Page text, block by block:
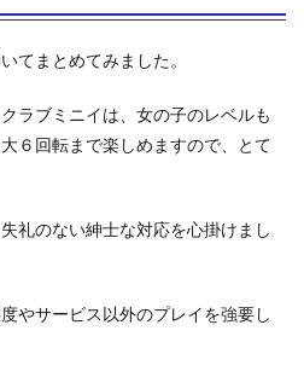
てまとめてみました。
ラブミニイは、女の子のレベルも
６回転まで楽しめますので、とて
礼のない紳士な対応を心掛けまし
やサービス以外のプレイを強要し